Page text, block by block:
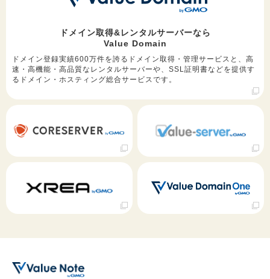
ドメイン取得&レンタルサーバーなら
Value Domain
ドメイン登録実績600万件を誇るドメイン取得・管理サービスと、高
速・高機能・高品質なレンタルサーバーや、SSL証明書などを提供す
るドメイン・ホスティング総合サービスです。